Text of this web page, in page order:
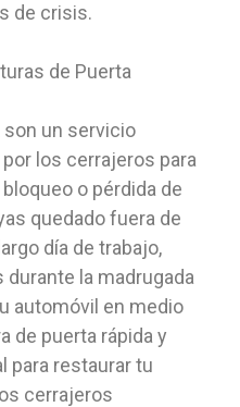
de crisis.
de Puerta
son un servicio
los cerrajeros para
o pérdida de
quedado fuera de
día de trabajo,
la madrugada
automóvil en medio
de puerta rápida y
para restaurar tu
cerrajeros